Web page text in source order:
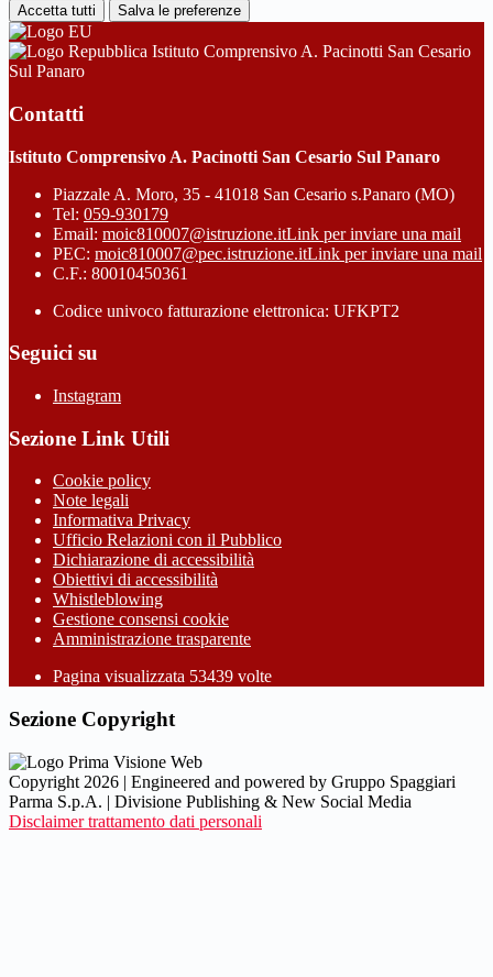
Accetta tutti Salva le preferenze
Istituto Comprensivo A. Pacinotti San Cesario
Sul Panaro
Contatti
Istituto Comprensivo A. Pacinotti San Cesario Sul Panaro
Piazzale A. Moro, 35 - 41018 San Cesario s.Panaro (MO)
Tel: 059-930179
Email: moic810007@istruzione.itLink per inviare una mail
PEC: moic810007@pec.istruzione.itLink per inviare una mail
C.F.: 80010450361
Codice univoco fatturazione elettronica: UFKPT2
Seguici su
Instagram
Sezione Link Utili
Cookie policy
Note legali
Informativa Privacy
Ufficio Relazioni con il Pubblico
Dichiarazione di accessibilità
Obiettivi di accessibilità
Whistleblowing
Gestione consensi cookie
Amministrazione trasparente
Pagina visualizzata 53439 volte
Sezione Copyright
Copyright 2026 | Engineered and powered by Gruppo Spaggiari
Parma S.p.A. | Divisione Publishing & New Social Media
Disclaimer trattamento dati personali